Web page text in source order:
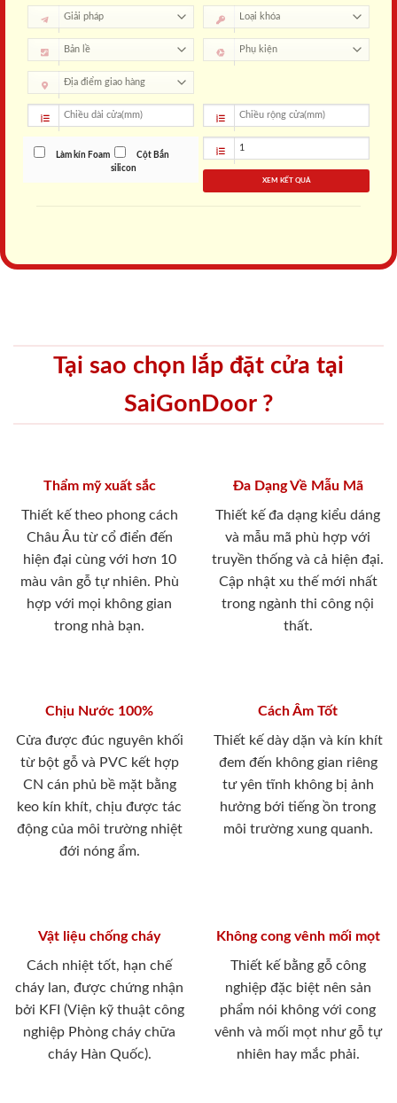
Làm kín Foam
Cột Bắn
silicon
XEM KẾT QUẢ
Tại sao chọn lắp đặt cửa tại
SaiGonDoor ?
Thẩm mỹ xuất sắc
Thiết kế theo phong cách
Châu Âu từ cổ điển đến
hiện đại cùng với hơn 10
màu vân gỗ tự nhiên. Phù
hợp với mọi không gian
trong nhà bạn.
Đa Dạng Về Mẫu Mã
Thiết kế đa dạng kiểu dáng
và mẫu mã phù hợp với
truyền thống và cả hiện đại.
Cập nhật xu thế mới nhất
trong ngành thi công nội
thất.
Chịu Nước 100%
Cửa được đúc nguyên khối
từ bột gỗ và PVC kết hợp
CN cán phủ bề mặt bằng
keo kín khít, chịu được tác
động của môi trường nhiệt
đới nóng ẩm.
Cách Âm Tốt
Thiết kế dày dặn và kín khít
đem đến không gian riêng
tư yên tĩnh không bị ảnh
hưởng bới tiếng ồn trong
môi trường xung quanh.
Vật liệu chống cháy
Cách nhiệt tốt, hạn chế
cháy lan, được chứng nhận
bởi KFI (Viện kỹ thuật công
nghiệp Phòng cháy chữa
cháy Hàn Quốc).
Không cong vênh mối mọt
Thiết kế bằng gỗ công
nghiệp đặc biệt nên sản
phẩm nói không với cong
vênh và mối mọt như gỗ tự
nhiên hay mắc phải.